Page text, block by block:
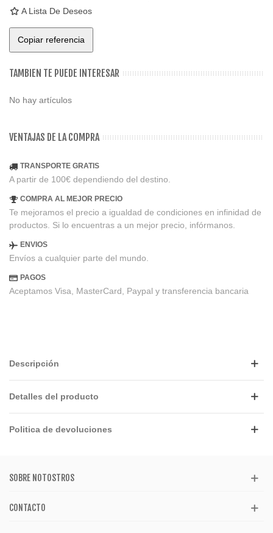
A Lista De Deseos
Copiar referencia
TAMBIEN TE PUEDE INTERESAR
No hay artículos
VENTAJAS DE LA COMPRA
TRANSPORTE GRATIS
A partir de 100€ dependiendo del destino.
COMPRA AL MEJOR PRECIO
Te mejoramos el precio a igualdad de condiciones en infinidad de
productos. Si lo encuentras a un mejor precio, infórmanos.
ENVIOS
Envíos a cualquier parte del mundo.
PAGOS
Aceptamos Visa, MasterCard, Paypal y transferencia bancaria
Descripción
Detalles del producto
Politica de devoluciones
SOBRE NOTOSTROS
CONTACTO